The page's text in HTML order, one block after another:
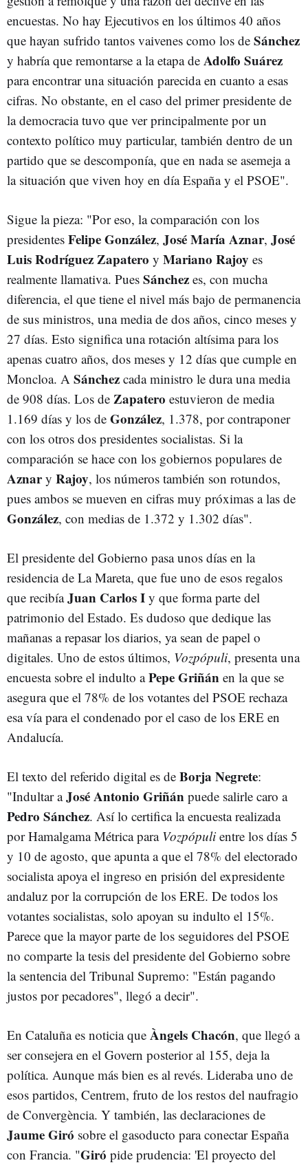
encuestas. No hay Ejecutivos en los últimos 40 años
que hayan sufrido tantos vaivenes como los de Sánchez
y habría que remontarse a la etapa de Adolfo Suárez
para encontrar una situación parecida en cuanto a esas
cifras. No obstante, en el caso del primer presidente de
la democracia tuvo que ver principalmente por un
contexto político muy particular, también dentro de un
partido que se descomponía, que en nada se asemeja a
la situación que viven hoy en día España y el PSOE".
Sigue la pieza: "Por eso, la comparación con los
presidentes Felipe González, José María Aznar, José
Luis Rodríguez Zapatero y Mariano Rajoy es
realmente llamativa. Pues Sánchez es, con mucha
diferencia, el que tiene el nivel más bajo de permanencia
de sus ministros, una media de dos años, cinco meses y
27 días. Esto significa una rotación altísima para los
apenas cuatro años, dos meses y 12 días que cumple en
Moncloa. A Sánchez cada ministro le dura una media
de 908 días. Los de Zapatero estuvieron de media
1.169 días y los de González, 1.378, por contraponer
con los otros dos presidentes socialistas. Si la
comparación se hace con los gobiernos populares de
Aznary Rajoy, los números también son rotundos,
pues ambos se mueven en cifras muy próximas a las de
González, con medias de 1.372 y 1.302 días".
El presidente del Gobierno pasa unos días en la
residencia de La Mareta, que fue uno de esos regalos
que recibíaJuan Carlos I y que forma parte del
patrimonio del Estado. Es dudoso que dedique las
mañanas a repasar los diarios, ya sean de papel o
digitales. Uno de estos últimos, Vozpópuli, presenta una
encuesta sobre el indulto aPepe Griñán en la que se
asegura que el 78% de los votantes del PSOE rechaza
esa vía para el condenado por el caso de los ERE en
Andalucía.
El texto del referido digital es de Borja Negrete:
"Indultar aJosé Antonio Griñán puede salirle caro a
Pedro Sánchez. Así lo certifica la encuesta realizada
por Hamalgama Métrica para Vozpópuli entre los días 5
y 10 de agosto, que apunta a que el 78% del electorado
socialista apoya el ingreso en prisión del expresidente
andaluz por la corrupción de los ERE. De todos los
votantes socialistas, solo apoyan su indulto el 15%.
Parece que la mayor parte de los seguidores del PSOE
no comparte la tesis del presidente del Gobierno sobre
la sentencia del Tribunal Supremo: "Están pagando
justos por pecadores", llegó a decir".
En Cataluña es noticia que Àngels Chacón, que llegó a
ser consejera en el Govern posterior al 155, deja la
política. Aunque más bien es al revés. Lideraba uno de
esos partidos, Centrem, fruto de los restos del naufragio
de Convergència. Y también, las declaraciones de
Jaume Giró sobre el gasoducto para conectar España
con Francia. "Giró pide prudencia: 'El proyecto del